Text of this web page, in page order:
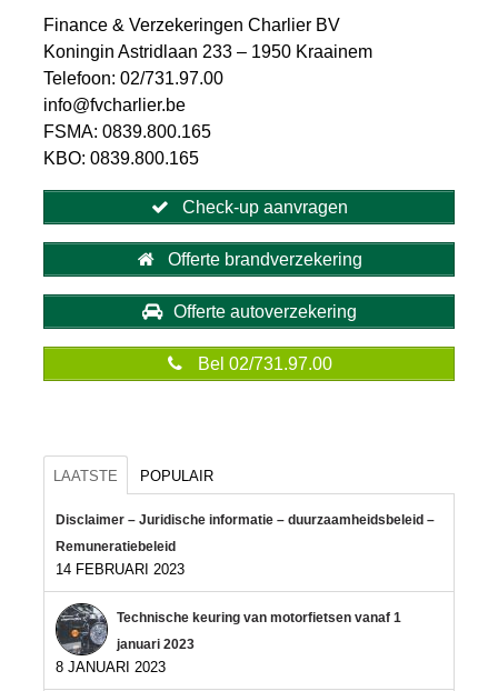
Finance & Verzekeringen Charlier BV
Koningin Astridlaan 233 – 1950 Kraainem
Telefoon: 02/731.97.00
info@fvcharlier.be
FSMA: 0839.800.165
KBO: 0839.800.165
Check-up aanvragen
Offerte brandverzekering
Offerte autoverzekering
Bel 02/731.97.00
LAATSTE POPULAIR
Disclaimer – Juridische informatie – duurzaamheidsbeleid –
Remuneratiebeleid
14 FEBRUARI 2023
Technische keuring van motorfietsen vanaf 1
januari 2023
8 JANUARI 2023